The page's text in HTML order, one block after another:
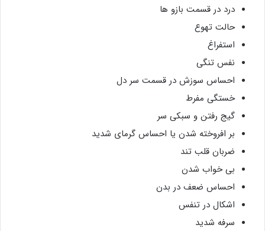
درد در قسمت بازو ها
حالت تهوع
استفراغ
نفس تنگی
احساس سوزش در قسمت سر دل
خستگی مفرط
گیج رفتن و سبکی سر
بر افروخته شدن یا احساس گرمای شدید
ضربان قلب تند
بی خواب شدن
احساس ضعف در بدن
اشکال در تنفس
سرفه شدید